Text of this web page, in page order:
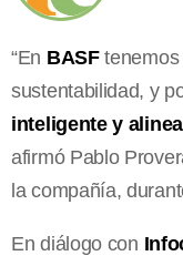
“En BASF
sustentabilidad, y
inteligente y
afirmó Pablo
la compañía,
En diálogo con